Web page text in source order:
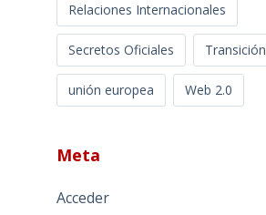
Relaciones Internacionales
Secretos Oficiales Transición
unión europea Web 2.0
Meta
Acceder